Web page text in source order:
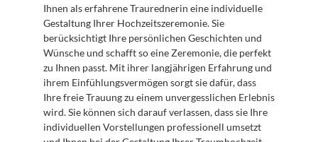
Ihnen als erfahrene Traurednerin eine individuelle
Gestaltung Ihrer Hochzeitszeremonie. Sie
berücksichtigt Ihre persönlichen Geschichten und
Wünsche und schafft so eine Zeremonie, die perfekt
zu Ihnen passt. Mit ihrer langjährigen Erfahrung und
ihrem Einfühlungsvermögen sorgt sie dafür, dass
Ihre freie Trauung zu einem unvergesslichen Erlebnis
wird. Sie können sich darauf verlassen, dass sie Ihre
individuellen Vorstellungen professionell umsetzt